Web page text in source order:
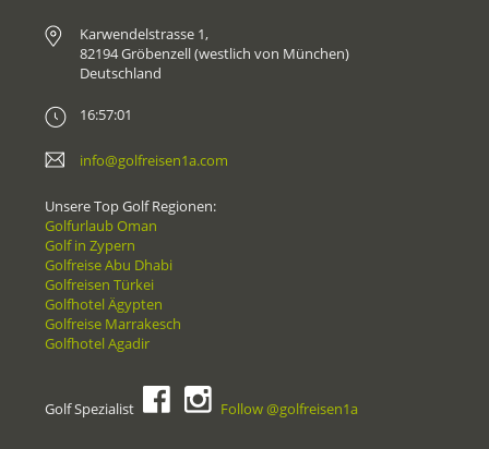
Karwendelstrasse 1,
82194 Gröbenzell (westlich von München)
Deutschland
16:57:01
info@golfreisen1a.com
Unsere Top Golf Regionen:
Golfurlaub Oman
Golf in Zypern
Golfreise Abu Dhabi
Golfreisen Türkei
Golfhotel Ägypten
Golfreise Marrakesch
Golfhotel Agadir
Golf Spezialist Follow @golfreisen1a